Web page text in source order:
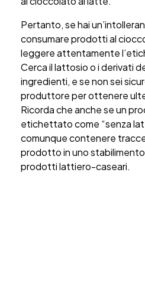
Pertanto, se hai
consumare prodotti al
leggere attentamente
Cerca il lattosio o i derivati
ingredienti, e se non sei
produttore per ottenere
Ricorda che anche se un
etichettato come “senza
comunque contenere
prodotto in uno
prodotti lattiero-caseari.